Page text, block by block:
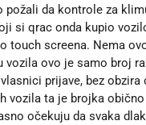
požali da kontrole za
si qrac onda kupio
touch screena. Nema
vozila ovo je samo broj
prijave, bez obzira
vozila ta je brojka obično
očekuju da svaka